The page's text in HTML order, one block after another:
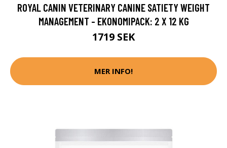
ROYAL CANIN VETERINARY CANINE SATIETY WEIGHT
MANAGEMENT - EKONOMIPACK: 2 X 12 KG
1719 SEK
MER INFO!